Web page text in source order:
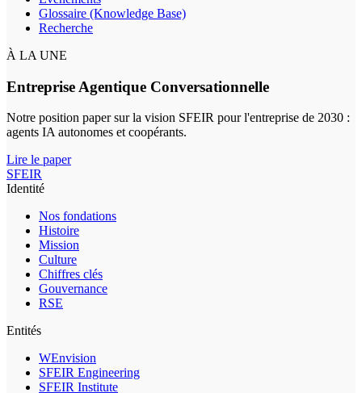
Glossaire (Knowledge Base)
Recherche
À LA UNE
Entreprise Agentique Conversationnelle
Notre position paper sur la vision SFEIR pour l'entreprise de 2030 :
agents IA autonomes et coopérants.
Lire le paper
SFEIR
Identité
Nos fondations
Histoire
Mission
Culture
Chiffres clés
Gouvernance
RSE
Entités
WEnvision
SFEIR Engineering
SFEIR Institute